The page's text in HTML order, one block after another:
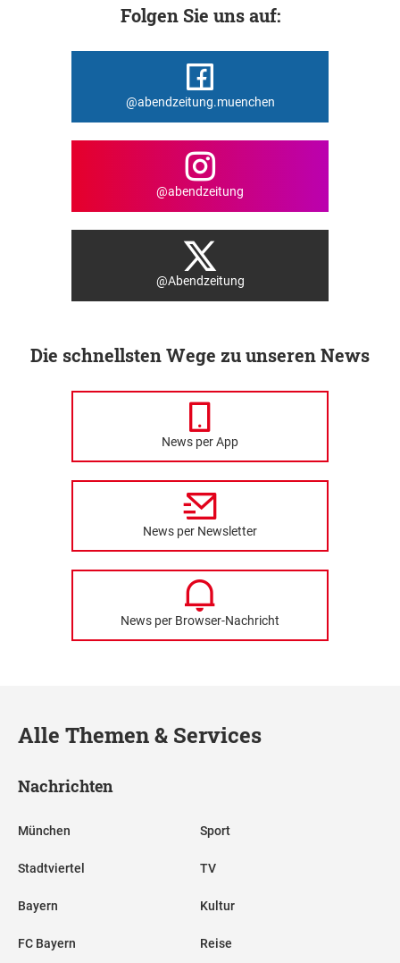
Folgen Sie uns auf:
@abendzeitung.muenchen
@abendzeitung
@Abendzeitung
Die schnellsten Wege zu unseren News
News per App
News per Newsletter
News per Browser-Nachricht
Alle Themen & Services
Nachrichten
München
Stadtviertel
Bayern
FC Bayern
Sport
TV
Kultur
Reise